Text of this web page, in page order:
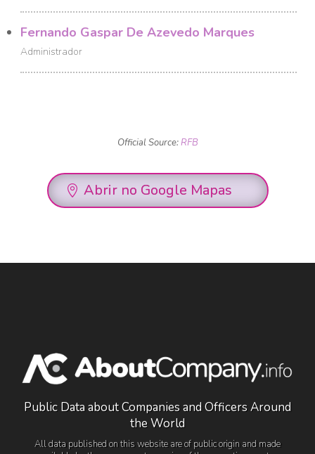
Fernando Gaspar De Azevedo Marques
Administrador
Official Source:RFB
Abrir no Google Mapas
Public Data about Companies and Officers Around
the World
All data published on this website are of public origin and made